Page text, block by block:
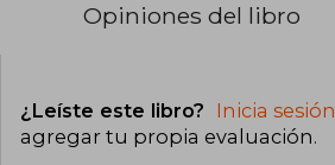
Opiniones del libro
¿Leíste este libro? Inicia sesión
agregar tu propia evaluación.